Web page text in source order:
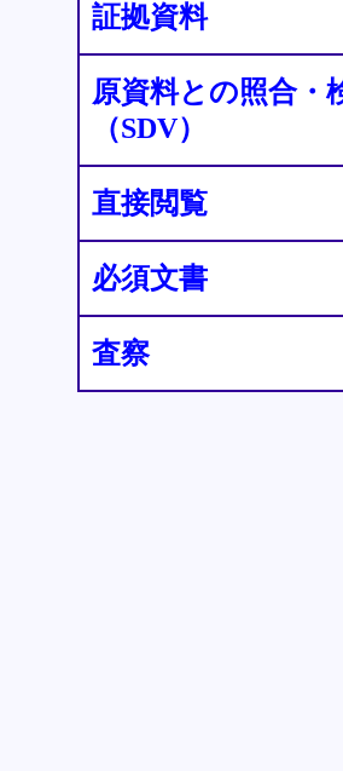
証拠資料
原資料との照合・
（SDV）
直接閲覧
必須文書
査察